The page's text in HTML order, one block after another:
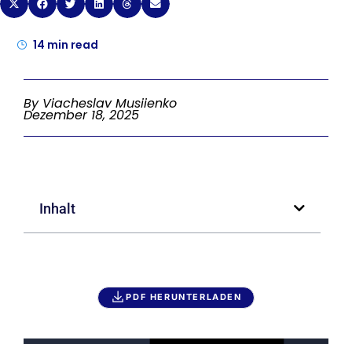
14 min read
By Viacheslav Musiienko
Dezember 18, 2025
Inhalt
PDF HERUNTERLADEN